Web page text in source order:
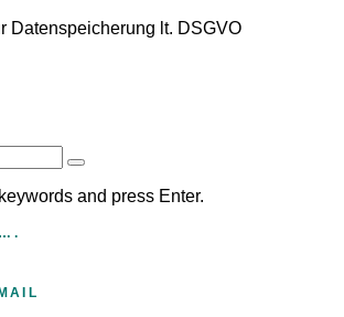
Datenspeicherung lt. DSGVO
and press Enter.